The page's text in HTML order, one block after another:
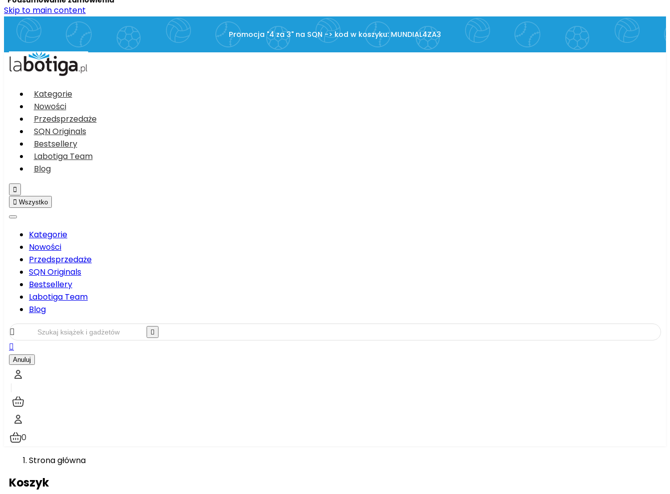
Skip to main content
Promocja "4 za 3" na SQN -> kod w koszyku: MUNDIAL4ZA3
Kategorie
Nowości
Przedsprzedaże
SQN Originals
Bestsellery
Labotiga Team
Blog

 Wszystko
Kategorie
Nowości
Przedsprzedaże
SQN Originals
Bestsellery
Labotiga Team
Blog
 

Anuluj
0
Strona główna
Koszyk